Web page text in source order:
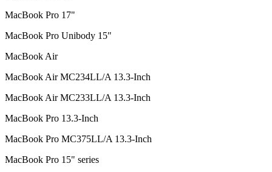
MacBook Pro 17"
MacBook Pro Unibody 15"
MacBook Air
MacBook Air MC234LL/A 13.3-Inch
MacBook Air MC233LL/A 13.3-Inch
MacBook Pro 13.3-Inch
MacBook Pro MC375LL/A 13.3-Inch
MacBook Pro 15" series